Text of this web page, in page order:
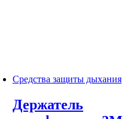
Средства защиты дыхания
Держатель